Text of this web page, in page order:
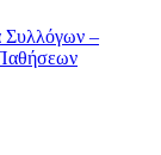
Συλλόγων –